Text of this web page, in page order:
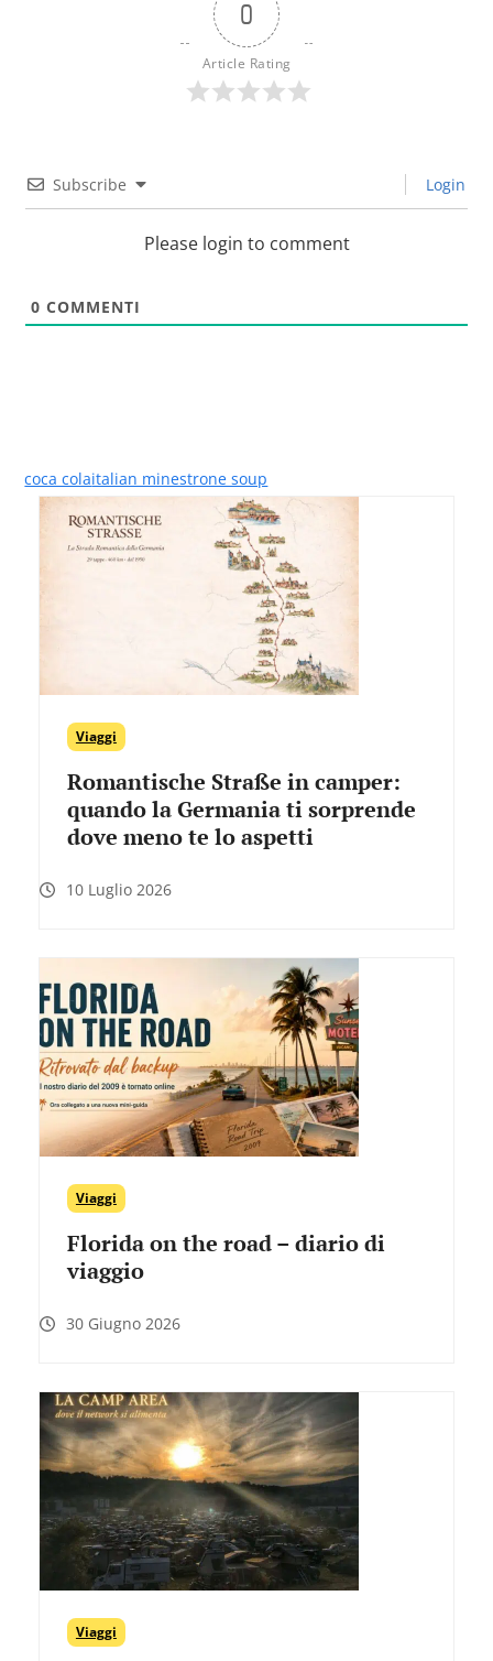
0
Article Rating
Subscribe Login
Please login to comment
0 COMMENTI
coca colaitalian minestrone soup
Viaggi
Romantische Straße in camper:
quando la Germania ti sorprende
dove meno te lo aspetti
10 Luglio 2026
Viaggi
Florida on the road – diario di
viaggio
30 Giugno 2026
Viaggi